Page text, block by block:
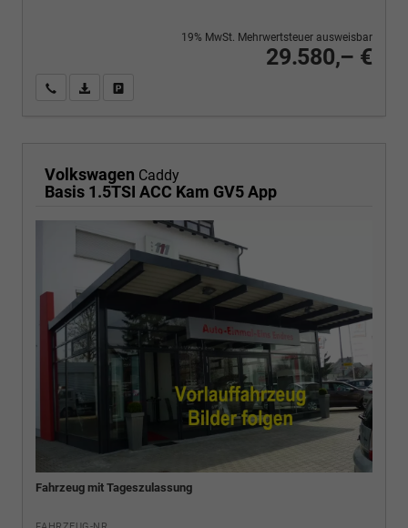
29.580,– €
19% MwSt. Mehrwertsteuer ausweisbar
Wir rufen Sie anPDF-Fahrzeugexposé drucken
Volkswagen Caddy
Basis 1.5TSI ACC Kam GV5 App
Fahrzeug mit Tageszulassung